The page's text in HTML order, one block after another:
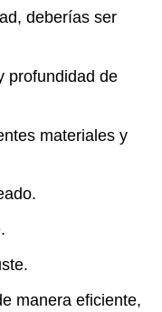
deberías ser
profundidad de
materiales y
manera eficiente,